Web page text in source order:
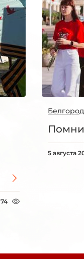
74
5 августа